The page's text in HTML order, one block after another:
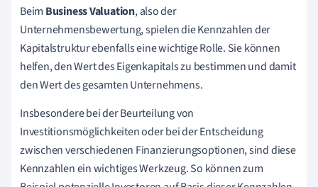
Beim Business Valuation, also der
Unternehmensbewertung, spielen die Kennzahlen der
Kapitalstruktur ebenfalls eine wichtige Rolle. Sie können
helfen, den Wert des Eigenkapitals zu bestimmen und damit
den Wert des gesamten Unternehmens.
Insbesondere bei der Beurteilung von
Investitionsmöglichkeiten oder bei der Entscheidung
zwischen verschiedenen Finanzierungsoptionen, sind diese
Kennzahlen ein wichtiges Werkzeug. So können zum